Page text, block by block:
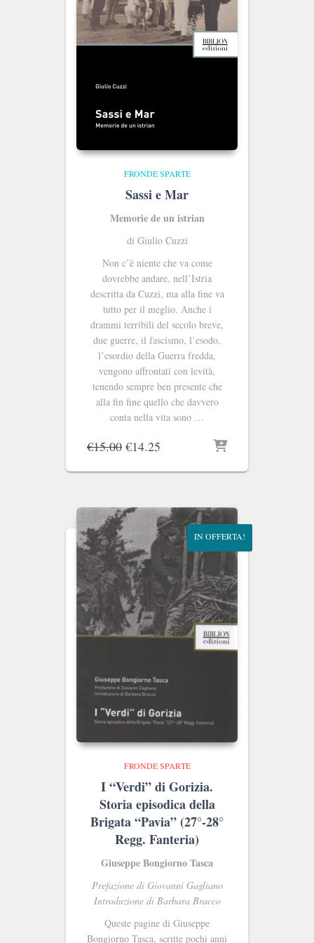
FRONDE SPARTE
Sassi e Mar
Memorie de un istrian
di Giulio Cuzzi
Non c’è niente che va come
dovrebbe andare, nell’Istria
descritta da Cuzzi, ma alla fine va
tutto per il meglio. Anche i
drammi terribili del secolo breve,
due guerre, il fascismo, l’esodo,
l’esordio della Guerra fredda,
vengono affrontati con levità,
tenendo sempre ben presente che
alla fin fine quello che davvero
conta nella vita sono …
€15.00 Il
originale
€15.00.
€14.25
attuale
€14.25.
IN OFFERTA!
FRONDE SPARTE
I “Verdi” di Gorizia.
Storia episodica della
Brigata “Pavia” (27°-28°
Regg. Fanteria)
Giuseppe Bongiorno Tasca
Prefazione di Giovanni Gagliano
Introduzione di Barbara Bracco
Queste pagine di Giuseppe
Bongiorno Tasca, scritte pochi anni